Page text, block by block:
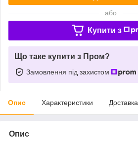
або
Купити з
Що таке купити з Пром?
Замовлення під захистом
Опис Характеристики Доставка
Опис